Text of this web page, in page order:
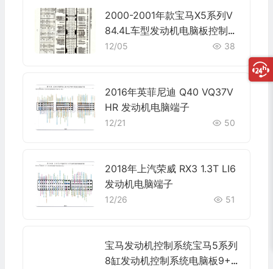
2000-2001年款宝马X5系列V
84.4L车型发动机电脑板控制模
块针脚9+24+52+40+9针 端
12/05 38
2016年英菲尼迪 Q40 VQ37V
HR 发动机电脑端子
12/21 50
2018年上汽荣威 RX3 1.3T LI6
发动机电脑端子
12/26 51
宝马发动机控制系统宝马5系列
8缸发动机控制系统电脑板9+2